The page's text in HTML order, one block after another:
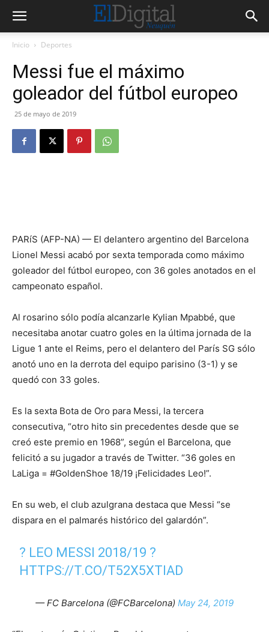
Inicio Deportes
Messi fue el máximo
goleador del fútbol europeo
25 de mayo de 2019
PARíS (AFP-NA) — El delantero argentino del Barcelona
Lionel Messi acabó por sexta temporada como máximo
goleador del fútbol europeo, con 36 goles anotados en el
campeonato español.
Al rosarino sólo podía alcanzarle Kylian Mpabbé, que
necesitaba anotar cuatro goles en la última jornada de la
Ligue 1 ante el Reims, pero el delantero del París SG sólo
anotó uno en la derrota del equipo parisino (3-1) y se
quedó con 33 goles.
Es la sexta Bota de Oro para Messi, la tercera
consecutiva, “otro hito sin precedentes desde que se
creó este premio en 1968”, según el Barcelona, que
felicitó a su jugador a través de Twitter. “36 goles en
LaLiga = #GoldenShoe 18/19 ¡Felicidades Leo!”.
En su web, el club azulgrana destaca que Messi “se
dispara en el palmarés histórico del galardón”.
? LEO MESSI 2018/19 ?
HTTPS://T.CO/T52X5XTIAD
— FC Barcelona (@FCBarcelona) May 24, 2019